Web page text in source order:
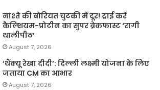
नाश्ते की बोरियत चुटकी में दूर! ट्राई करें
कैल्शियम-प्रोटीन का सुपर ब्रेकफास्ट ‘रागी
थालीपीठ’
August 7, 2026
‘थैंक्यू रेखा दीदी’: दिल्ली लक्ष्मी योजना के लिए
जताया CM का आभार
August 7, 2026